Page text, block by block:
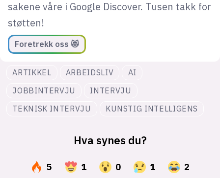
sakene våre i Google Discover. Tusen takk for
støtten!
Foretrekk oss 😻
ARTIKKEL ARBEIDSLIV
AI
JOBBINTERVJU
INTERVJU
TEKNISK INTERVJU
KUNSTIG INTELLIGENS